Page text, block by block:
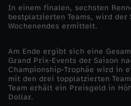
S
a
i
l
In einem finalen, sechsten
bestplatzierten Teams, wird der
Wochenendes ermittelt.
Am Ende ergibt sich eine
Grand Prix-Events der Saison
Championship-Trophäe wird in
mit den drei topplatzierten
Team erhält ein Preisgeld in
Dollar.